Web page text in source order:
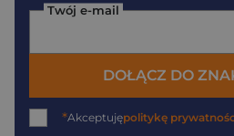
Twój e-mail
DOŁĄCZ DO
*Akceptujępolitykę